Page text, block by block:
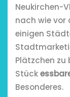
Neukirchen-
nach wie vor
einigen
Plätzchen zu
Stück
Besonderes.